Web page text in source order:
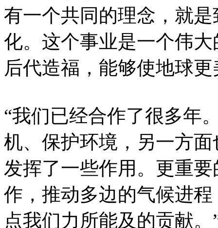
有一个共同的理念，就
化。这个事业是一个伟
后代造福，能够使地球更
“我们已经合作了很多年
机、保护环境，另一方
发挥了一些作用。更重
作，推动多边的气候进
点我们力所能及的贡献。